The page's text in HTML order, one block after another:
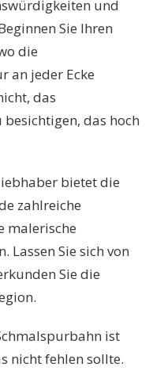
und
Sie Ihren
die
an jeder Ecke
das
das hoch
bietet die
zahlreiche
malerische
Lassen Sie sich von
Sie die
ist
nicht fehlen sollte.